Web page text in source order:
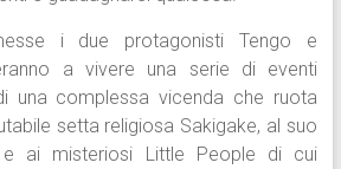
i due protagonisti Tengo e
a vivere una serie di eventi
una complessa vicenda che ruota
setta religiosa Sakigake, al suo
e ai misteriosi Little People di cui